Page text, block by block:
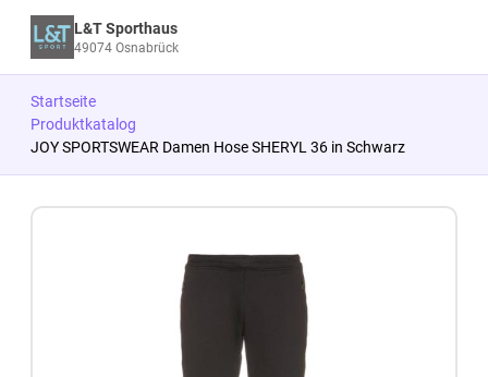
L&T Sporthaus
49074 Osnabrück
Startseite
Produktkatalog
JOY SPORTSWEAR Damen Hose SHERYL 36 in Schwarz